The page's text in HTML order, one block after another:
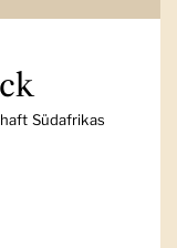
Südafrikas